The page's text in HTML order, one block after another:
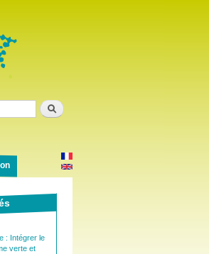
: Intégrer le
verte et